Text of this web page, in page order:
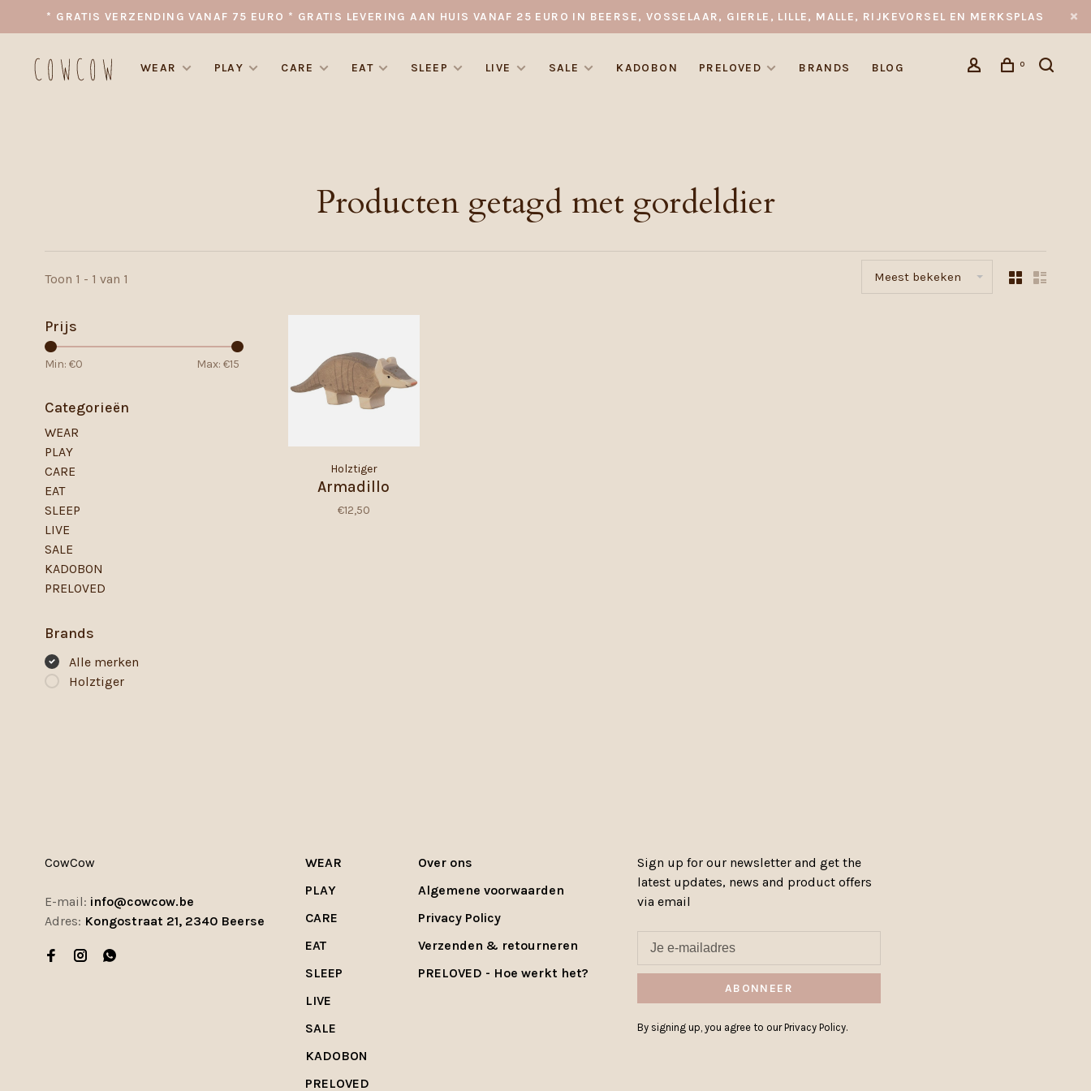
* GRATIS VERZENDING VANAF 75 EURO * GRATIS LEVERING AAN HUIS VANAF 25 EURO IN BEERSE, VOSSELAAR, GIERLE, LILLE, MALLE, RIJKEVORSEL EN MERKSPLAS
WEAR PLAY CARE EAT SLEEP LIVE SALE KADOBON PRELOVED BRANDS BLOG 0
Producten getagd met gordeldier
Toon 1 - 1 van 1 Meest bekeken
Prijs
Min: €0 Max: €15
Categorieën
WEAR
PLAY
CARE
EAT
SLEEP
LIVE
SALE
KADOBON
PRELOVED
Brands
Alle merken
Holztiger
Holztiger
Armadillo
€12,50
CowCow
E-mail: info@cowcow.be
Adres: Kongostraat 21, 2340 Beerse
WEAR
PLAY
CARE
EAT
SLEEP
LIVE
SALE
KADOBON
PRELOVED
Over ons
Algemene voorwaarden
Privacy Policy
Verzenden & retourneren
PRELOVED - Hoe werkt het?
Sign up for our newsletter and get the
latest updates, news and product offers
via email
ABONNEER
By signing up, you agree to our Privacy Policy.